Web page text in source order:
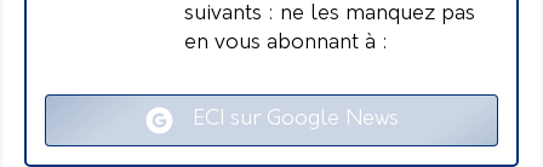
suivants : ne les manquez pas
en vous abonnant à :
ECI sur Google News